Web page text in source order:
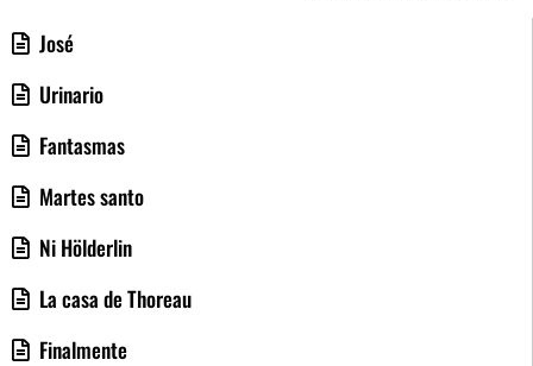
José
Urinario
Fantasmas
Martes santo
Ni Hölderlin
La casa de Thoreau
Finalmente